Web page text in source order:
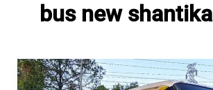
bus new shantika